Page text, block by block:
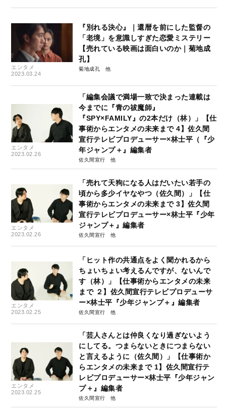
エンタメ
2023.03.24
『別れる決心』｜還暦を前にした監督の
「老境」を意識しすぎた恋愛ミステリー
【売れている映画は面白いのか｜菊地成
孔】
菊地成孔
エンタメ
2023.02.26
「編集会議で満場一致で決まった連載は
今までに『青の祓魔師』
『SPY×FAMILY』の2本だけ（林）」【仕
事術からエンタメの未来まで 4】佐久間
宣行テレビプロデューサー×林士平（『少
年ジャンプ＋』編集者
佐久間宣行
エンタメ
2023.02.26
「売れて天狗になる人はだいたい若手の
頃から多少イヤなやつ（佐久間）」【仕
事術からエンタメの未来まで 3】佐久間
宣行テレビプロデューサー×林士平『少年
ジャンプ＋』編集者
佐久間宣行
エンタメ
2023.02.25
「ヒット作の共通点をよく聞かれるから
ちょいちょい考えるんですが、ないんで
す（林）」【仕事術からエンタメの未来
まで ２】佐久間宣行テレビプロデューサ
ー×林士平『少年ジャンプ＋』編集者
佐久間宣行
エンタメ
2023.02.25
「芸人さんとは仲良くなり過ぎないよう
にしてる。つまらないときにつまらない
と言えるように（佐久間）」【仕事術か
らエンタメの未来まで 1】佐久間宣行テ
レビプロデューサー×林士平『少年ジャン
プ＋』編集者
佐久間宣行